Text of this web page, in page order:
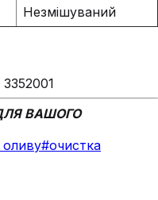
Незмішуваний
3352001
ВАШОГО
оливу#очистка